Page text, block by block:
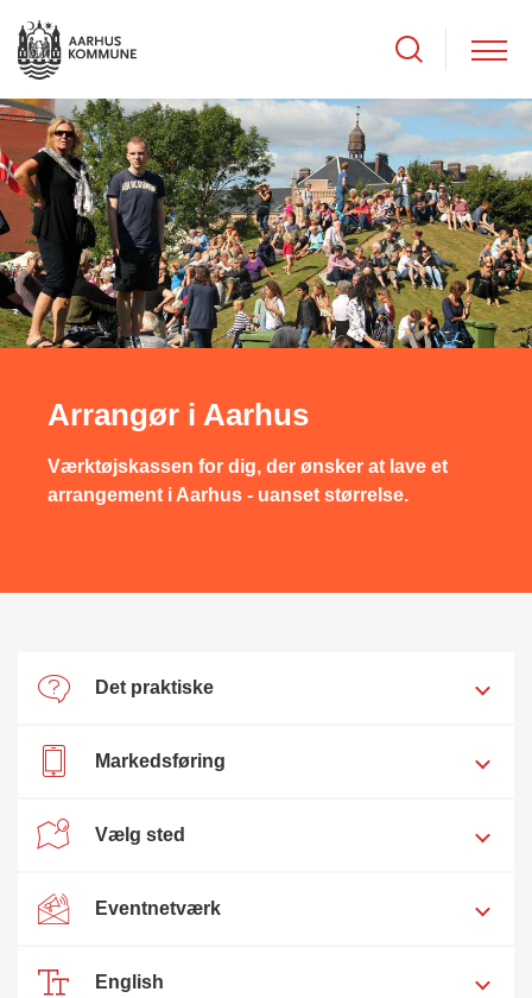
Arrangør i Aarhus
Værktøjskassen for dig, der ønsker at lave et
arrangement i Aarhus - uanset størrelse.
Det praktiske
Markedsføring
Vælg sted
Eventnetværk
English